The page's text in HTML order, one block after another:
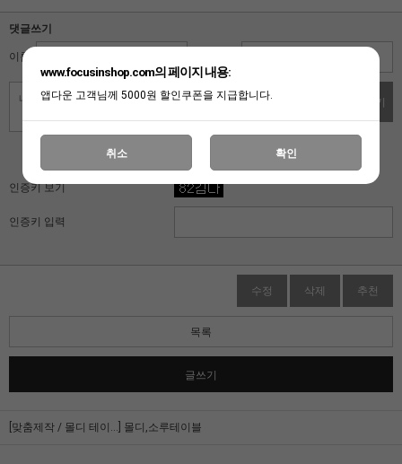
댓글쓰기
이름
댓글쓰기
인증키 보기
인증키 입력
수정 삭제 추천
목록
글쓰기
[맞춤제작 / 몰디 테이...] 몰디,소루테이블
www.focusinshop.com의 페이지 내용:
앱다운 고객님께 5000원 할인쿠폰을 지급합니다.
취소 확인